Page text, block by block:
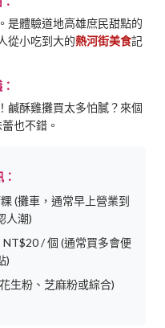
是體驗道地高雄庶民甜點的
從小吃到大的熱河街美食記
鹹酥雞攤買太多怕膩？來個
也不錯。
(攤車，通常早上營業到
人潮)
NT$20 / 個 (通常買多會便
)
生粉、芝麻粉或綜合)